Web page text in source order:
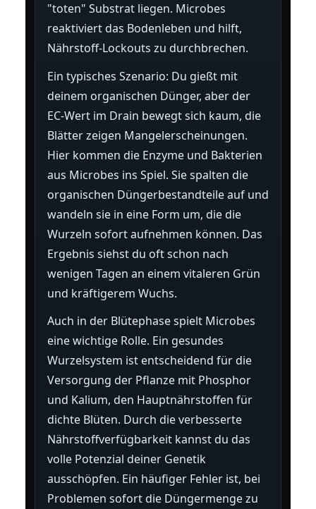
"toten" Substrat liegen. Microbes
reaktiviert das Bodenleben und hilft,
Nährstoff-Lockouts zu durchbrechen.
Ein typisches Szenario: Du gießt mit
deinem organischen Dünger, aber der
EC-Wert im Drain bewegt sich kaum, die
Blätter zeigen Mangelerscheinungen.
Hier kommen die Enzyme und Bakterien
aus Microbes ins Spiel. Sie spalten die
organischen Düngerbestandteile auf und
wandeln sie in eine Form um, die die
Wurzeln sofort aufnehmen können. Das
Ergebnis siehst du oft schon nach
wenigen Tagen an einem vitaleren Grün
und kräftigerem Wuchs.
Auch in der Blütephase spielt Microbes
eine wichtige Rolle. Ein gesundes
Wurzelsystem ist entscheidend für die
Versorgung der Pflanze mit Phosphor
und Kalium, den Hauptnährstoffen für
dichte Blüten. Durch die verbesserte
Nährstoffverfügbarkeit kannst du das
volle Potenzial deiner Genetik
ausschöpfen. Ein häufiger Fehler ist, bei
Problemen sofort die Düngermenge zu